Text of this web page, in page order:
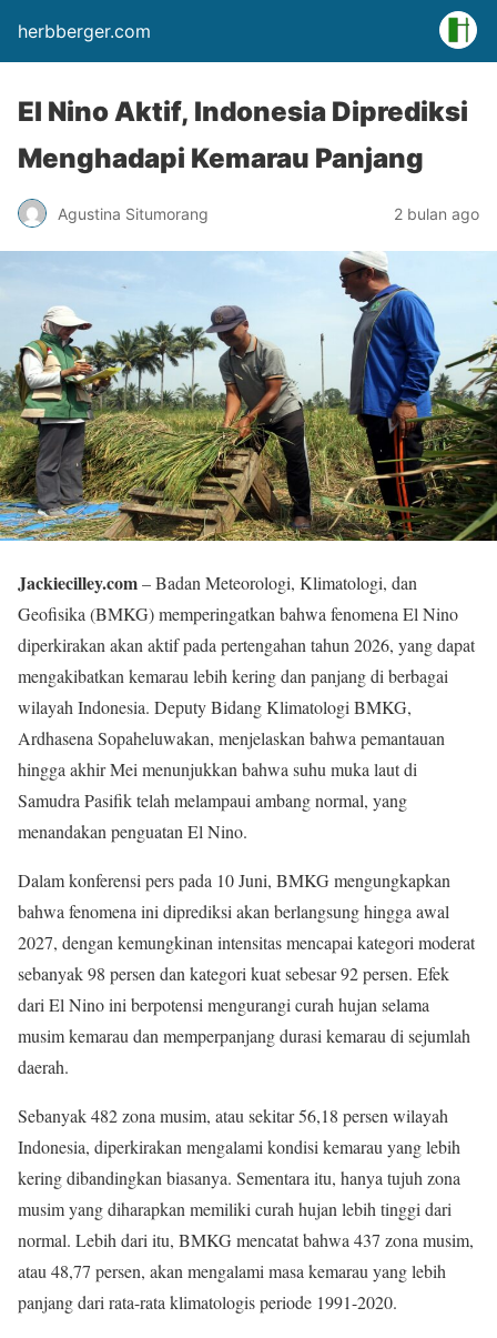
herbberger.com
El Nino Aktif, Indonesia Diprediksi
Menghadapi Kemarau Panjang
Agustina Situmorang 2 bulan ago
Jackiecilley.com– Badan Meteorologi, Klimatologi, dan
Geofisika (BMKG) memperingatkan bahwa fenomena El Nino
diperkirakan akan aktif pada pertengahan tahun 2026, yang dapat
mengakibatkan kemarau lebih kering dan panjang di berbagai
wilayah Indonesia. Deputy Bidang Klimatologi BMKG,
Ardhasena Sopaheluwakan, menjelaskan bahwa pemantauan
hingga akhir Mei menunjukkan bahwa suhu muka laut di
Samudra Pasifik telah melampaui ambang normal, yang
menandakan penguatan El Nino.
Dalam konferensi pers pada 10 Juni, BMKG mengungkapkan
bahwa fenomena ini diprediksi akan berlangsung hingga awal
2027, dengan kemungkinan intensitas mencapai kategori moderat
sebanyak 98 persen dan kategori kuat sebesar 92 persen. Efek
dari El Nino ini berpotensi mengurangi curah hujan selama
musim kemarau dan memperpanjang durasi kemarau di sejumlah
daerah.
Sebanyak 482 zona musim, atau sekitar 56,18 persen wilayah
Indonesia, diperkirakan mengalami kondisi kemarau yang lebih
kering dibandingkan biasanya. Sementara itu, hanya tujuh zona
musim yang diharapkan memiliki curah hujan lebih tinggi dari
normal. Lebih dari itu, BMKG mencatat bahwa 437 zona musim,
atau 48,77 persen, akan mengalami masa kemarau yang lebih
panjang dari rata-rata klimatologis periode 1991-2020.